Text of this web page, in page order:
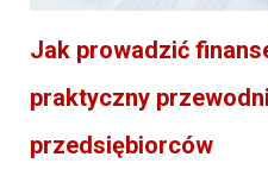
Jak prowadzić
praktyczny
przedsiębiorców